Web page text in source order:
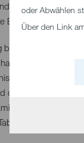
oder Abwählen
Über den Link
die spannende
Berufsfachschule
beginnt am 1.
können sich
mitgebracht
den Pflegeteams
Umfeld.
Die Schule